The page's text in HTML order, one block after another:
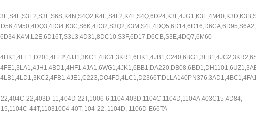
S6A2,
22,403D-11,404D-22T,1006-6,1104,403D,1104C,1104D,1104A,403C15,4D84,
1104C-44T,11031004-40T, 104-22, 1104D, 1106D-E66TA